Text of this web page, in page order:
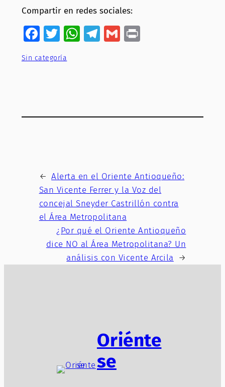
Compartir en redes sociales:
Facebook
Twitter
WhatsApp
Telegram
GmailPrint
Sin categoría
← Alerta en el Oriente Antioqueño:
San Vicente Ferrer y la Voz del
concejal Sneyder Castrillón contra
el Área Metropolitana
¿Por qué el Oriente Antioqueño
dice NO al Área Metropolitana? Un
análisis con Vicente Arcila
→
Oriénte
se